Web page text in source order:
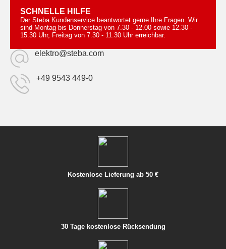
SCHNELLE HILFE
Der Steba Kundenservice beantwortet gerne Ihre Fragen. Wir
sind Montag bis Donnerstag von 7.30 - 12.00 sowie 12.30 -
15.30 Uhr, Freitag von 7.30 - 11.30 Uhr erreichbar.
elektro@steba.com
+49 9543 449-0
Kostenlose Lieferung ab 50 €
30 Tage kostenlose Rücksendung